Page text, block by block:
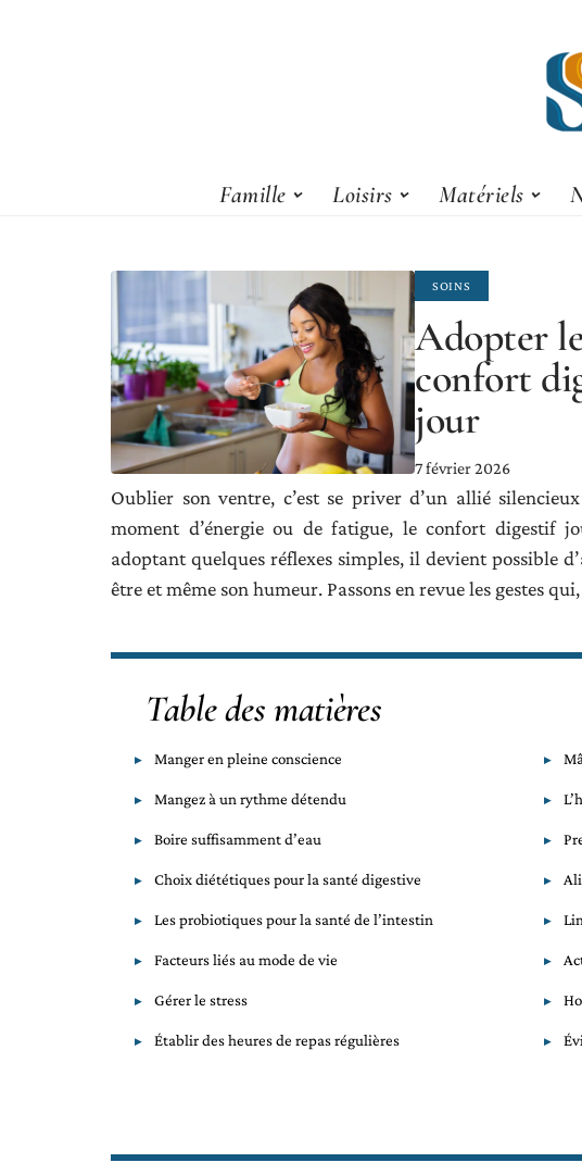
Famille Loisirs Matériels
SOINS
Adopter
confort
jour
7 février 2026
Oublier son ventre, c’est se priver d’un allié
moment d’énergie ou de fatigue, le confort digestif
adoptant quelques réflexes simples, il devient possible
être et même son humeur. Passons en revue les gestes
Table des matières
Manger en pleine conscience
Mangez à un rythme détendu
Boire suffisamment d’eau
Choix diététiques pour la santé digestive
Les probiotiques pour la santé de l’intestin
Facteurs liés au mode de vie
Gérer le stress
Établir des heures de repas régulières